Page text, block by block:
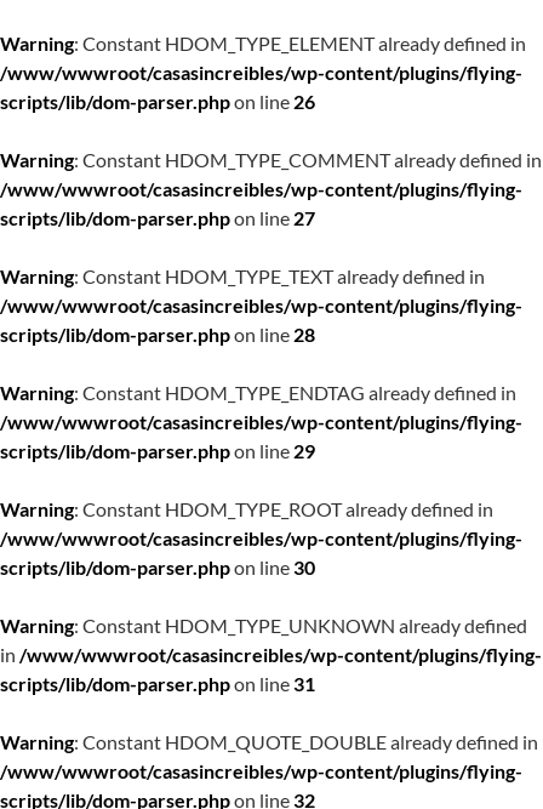
Warning: Constant HDOM_TYPE_ELEMENT already defined in
/www/wwwroot/casasincreibles/wp-content/plugins/flying-
scripts/lib/dom-parser.phpon line 26
Warning: Constant HDOM_TYPE_COMMENT already defined in
/www/wwwroot/casasincreibles/wp-content/plugins/flying-
scripts/lib/dom-parser.phpon line 27
Warning: Constant HDOM_TYPE_TEXT already defined in
/www/wwwroot/casasincreibles/wp-content/plugins/flying-
scripts/lib/dom-parser.phpon line 28
Warning: Constant HDOM_TYPE_ENDTAG already defined in
/www/wwwroot/casasincreibles/wp-content/plugins/flying-
scripts/lib/dom-parser.phpon line 29
Warning: Constant HDOM_TYPE_ROOT already defined in
/www/wwwroot/casasincreibles/wp-content/plugins/flying-
scripts/lib/dom-parser.phpon line30
Warning: Constant HDOM_TYPE_UNKNOWN already defined
in /www/wwwroot/casasincreibles/wp-content/plugins/flying-
scripts/lib/dom-parser.phpon line31
Warning: Constant HDOM_QUOTE_DOUBLE already defined in
/www/wwwroot/casasincreibles/wp-content/plugins/flying-
scripts/lib/dom-parser.phpon line32